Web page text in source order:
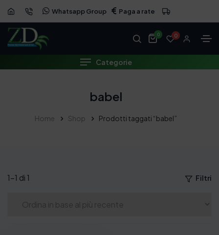
Whatsapp Group Paga a rate
0 0
Categorie
babel
Home Shop Prodotti taggati “babel”
1–1 di 1 Filtri